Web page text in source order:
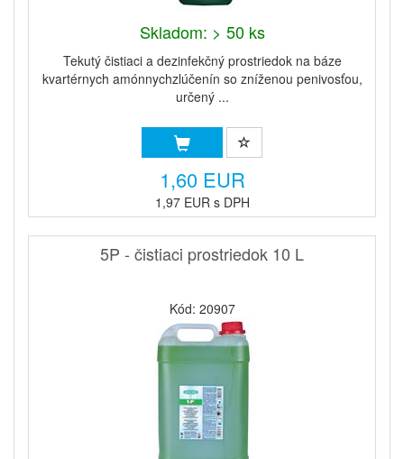
Skladom: > 50 ks
Tekutý čistiaci a dezinfekčný prostriedok na báze
kvartérnych amónnychzlúčenín so zníženou penivosťou,
určený ...
1,60 EUR
1,97 EUR s DPH
5P - čistiaci prostriedok 10 L
Kód: 20907